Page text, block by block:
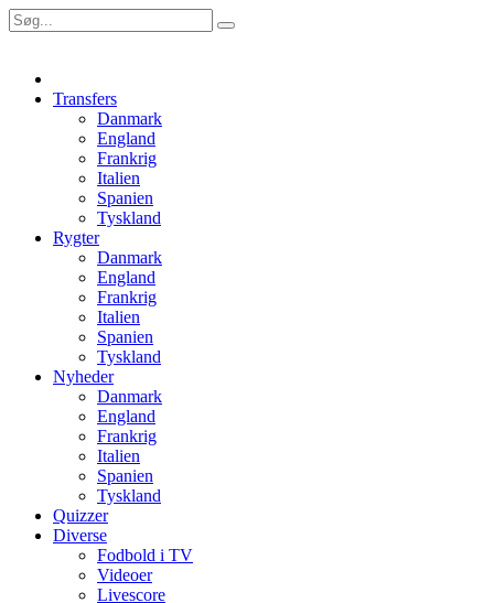
Transfers
Danmark
England
Frankrig
Italien
Spanien
Tyskland
Rygter
Danmark
England
Frankrig
Italien
Spanien
Tyskland
Nyheder
Danmark
England
Frankrig
Italien
Spanien
Tyskland
Quizzer
Diverse
Fodbold i TV
Videoer
Livescore